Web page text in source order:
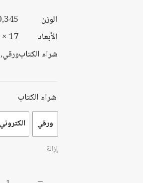
الوزن
0,345
الأبعاد
17 × 24 سنتيميتر
شراء الكتاب
شراء الكتاب
ورقي الكتروني
إزالة